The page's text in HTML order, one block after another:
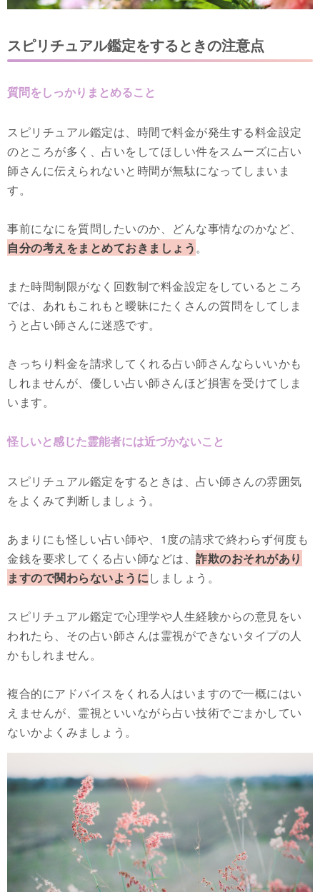
スピリチュアル鑑定をするときの注意点
質問をしっかりまとめること
スピリチュアル鑑定は、時間で料金が発生する料金設定
のところが多く、占いをしてほしい件をスムーズに占い
師さんに伝えられないと時間が無駄になってしまいま
す。
事前になにを質問したいのか、どんな事情なのかなど、
自分の考えをまとめておきましょう 。
また時間制限がなく回数制で料金設定をしているところ
では、あれもこれもと曖昧にたくさんの質問をしてしま
うと占い師さんに迷惑です。
きっちり料金を請求してくれる占い師さんならいいかも
しれませんが、優しい占い師さんほど損害を受けてしま
います。
怪しいと感じた霊能者には近づかないこと
スピリチュアル鑑定をするときは、占い師さんの雰囲気
をよくみて判断しましょう。
あまりにも怪しい占い師や、1度の請求で終わらず何度も
金銭を要求してくる占い師などは、 詐欺のおそれがあり
ますので関わらないようにしましょう。
スピリチュアル鑑定で心理学や人生経験からの意見をい
われたら、その占い師さんは霊視ができないタイプの人
かもしれません。
複合的にアドバイスをくれる人はいますので一概にはい
えませんが、霊視といいながら占い技術でごまかしてい
ないかよくみましょう。